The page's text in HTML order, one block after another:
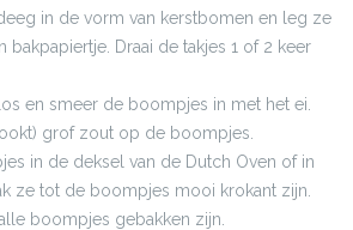
in de vorm van kerstbomen en leg ze
bakpapiertje. Draai de takjes 1 of 2 keer
en smeer de boompjes in met het ei.
grof zout op de boompjes.
in de deksel van de Dutch Oven of in
ze tot de boompjes mooi krokant zijn.
boompjes gebakken zijn.